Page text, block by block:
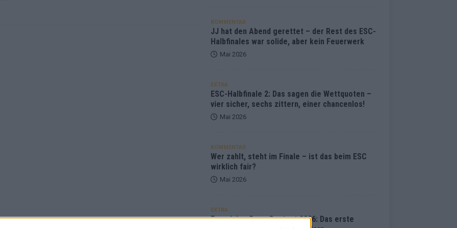
KOMMENTAR
JJ hat den Abend gerettet – der Rest des ESC-
Halbfinales war solide, aber kein Feuerwerk
Mai 2026
EXTRA
ESC-Halbfinale 2: Das sagen die Wettquoten –
vier sicher, sechs zittern, einer chancenlos!
Mai 2026
KOMMENTAR
Wer zahlt, steht im Finale – ist das beim ESC
wirklich fair?
Mai 2026
EXTRA
Eurovision Song Contest 2026: Das erste